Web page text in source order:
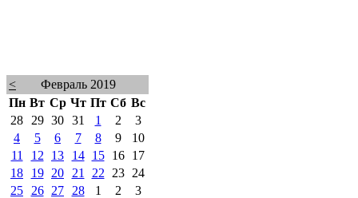
<
Февраль 2019
Пн Вт Ср Чт Пт Сб Вс
28
29 30 31 1 2
3
4
5 6 7 8 9
10
11
12 13 14 15 16
17
18
19 20 21 22 23
24
25
26 27 28 1 2
3